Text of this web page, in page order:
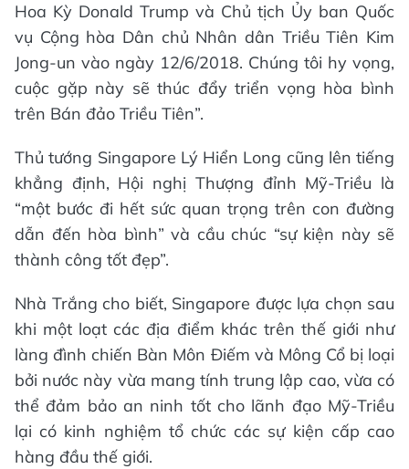
Hoa Kỳ Donald Trump và Chủ tịch Ủy ban Quốc
vụ Cộng hòa Dân chủ Nhân dân Triều Tiên Kim
Jong-un vào ngày 12/6/2018. Chúng tôi hy vọng,
cuộc gặp này sẽ thúc đẩy triển vọng hòa bình
trên Bán đảo Triều Tiên”.
Thủ tướng Singapore Lý Hiển Long cũng lên tiếng
khẳng định, Hội nghị Thượng đỉnh Mỹ-Triều là
“một bước đi hết sức quan trọng trên con đường
dẫn đến hòa bình” và cầu chúc “sự kiện này sẽ
thành công tốt đẹp”.
Nhà Trắng cho biết, Singapore được lựa chọn sau
khi một loạt các địa điểm khác trên thế giới như
làng đình chiến Bàn Môn Điếm và Mông Cổ bị loại
bởi nước này vừa mang tính trung lập cao, vừa có
thể đảm bảo an ninh tốt cho lãnh đạo Mỹ-Triều
lại có kinh nghiệm tổ chức các sự kiện cấp cao
hàng đầu thế giới.